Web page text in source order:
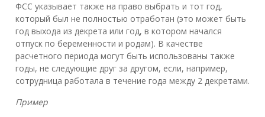
ФСС указывает также на право выбрать и тот год,
который был не полностью отработан (это может быть
год выхода из декрета или год, в котором начался
отпуск по беременности и родам). В качестве
расчетного периода могут быть использованы также
годы, не следующие друг за другом, если, например,
сотрудница работала в течение года между 2 декретами.
Пример